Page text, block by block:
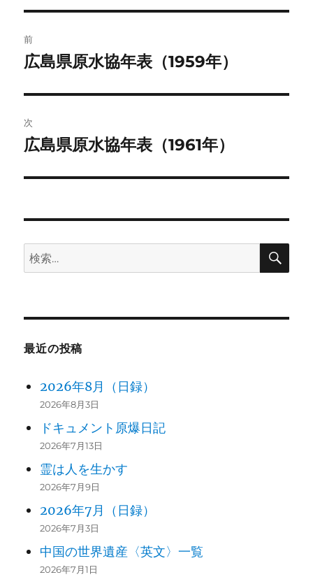
稿
ビ
ゲ
ー
ン
前
前
投
稿:
広島県原水協年表（1959年）
次
次
投
広島県原水協年表（1961年）
検
索:
検
最近の投稿
2026年8月（日録）
2026年8月3日
ドキュメント原爆日記
2026年7月13日
霊は人を生かす
2026年7月9日
2026年7月（日録）
2026年7月3日
中国の世界遺産〈英文〉一覧
2026年7月1日